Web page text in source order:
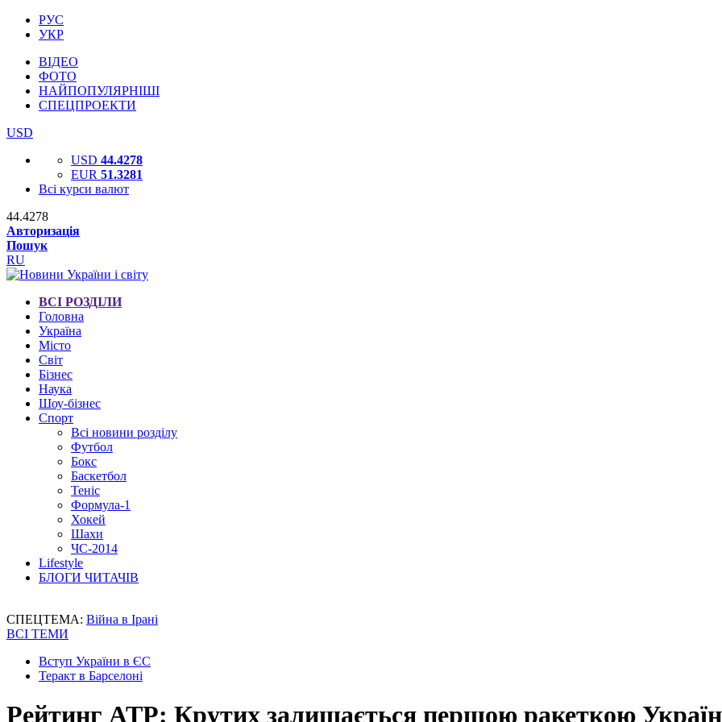
РУС
УКР
ВІДЕО
ФОТО
НАЙПОПУЛЯРНІШІ
СПЕЦПРОЕКТИ
USD
USD 44.4278
EUR 51.3281
Всі курси валют
44.4278
Авторизація
Пошук
RU
ВСІ РОЗДІЛИ
Головна
Україна
Місто
Світ
Бізнес
Наука
Шоу-бізнес
Спорт
Всі новини розділу
Футбол
Бокс
Баскетбол
Теніс
Формула-1
Хокей
Шахи
ЧС-2014
Lifestyle
БЛОГИ ЧИТАЧІВ
СПЕЦТЕМА: Війна в Ірані
ВСІ ТЕМИ
Вступ України в ЄС
Теракт в Барселоні
Рейтинг ATP: Крутих залишається першою ракеткою